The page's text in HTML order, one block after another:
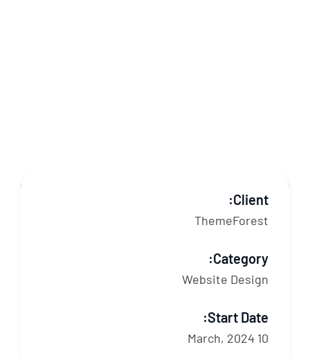
Client:
ThemeForest
Category:
Website Design
Start Date:
10 March, 2024